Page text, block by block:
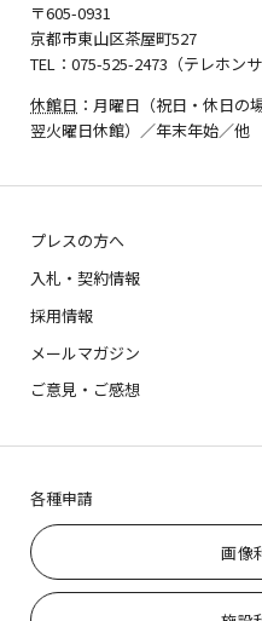
〒605-0931
京都市東山区茶屋町527
TEL：075-525-2473（テレホンサ
休館日 ：月曜日（祝日・休日の
翌火曜日休館）／年末年始／他
プレスの方へ
入札・契約情報
採用情報
メールマガジン
ご意見・ご感想
各種申請
画像